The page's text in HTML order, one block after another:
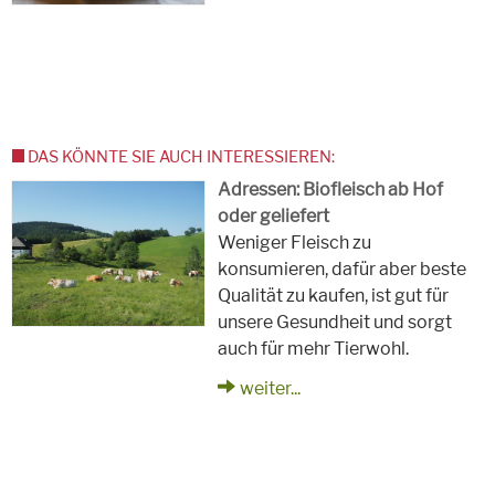
DAS KÖNNTE SIE AUCH INTERESSIEREN:
Adressen: Biofleisch ab Hof
oder geliefert
Weniger Fleisch zu
konsumieren, dafür aber beste
Qualität zu kaufen, ist gut für
unsere Gesundheit und sorgt
auch für mehr Tierwohl.
weiter...